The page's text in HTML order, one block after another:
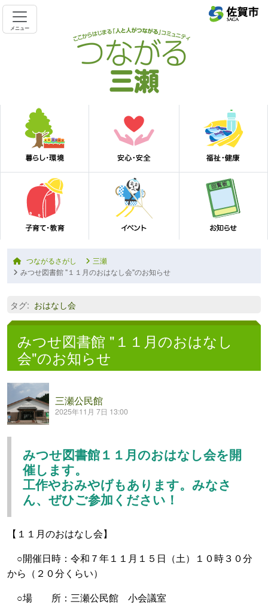
メニュー
つながるさがし
三瀬
みつせ図書館 "１１月のおはなし会"のお知らせ
タグ: おはなし会
みつせ図書館 "１１月のおはなし
会"のお知らせ
三瀬公民館
2025年11月 7日 13:00
みつせ図書館１１月のおはなし会を開
催します。
工作やおみやげもあり ます。 みなさ
ん、ぜひご参加ください！
【１１月のおはなし会】
○開催日時：令和７年１１月１５日（土）１０時３０分
から（２０分くらい）
○場 所：三瀬公民館 小会議室